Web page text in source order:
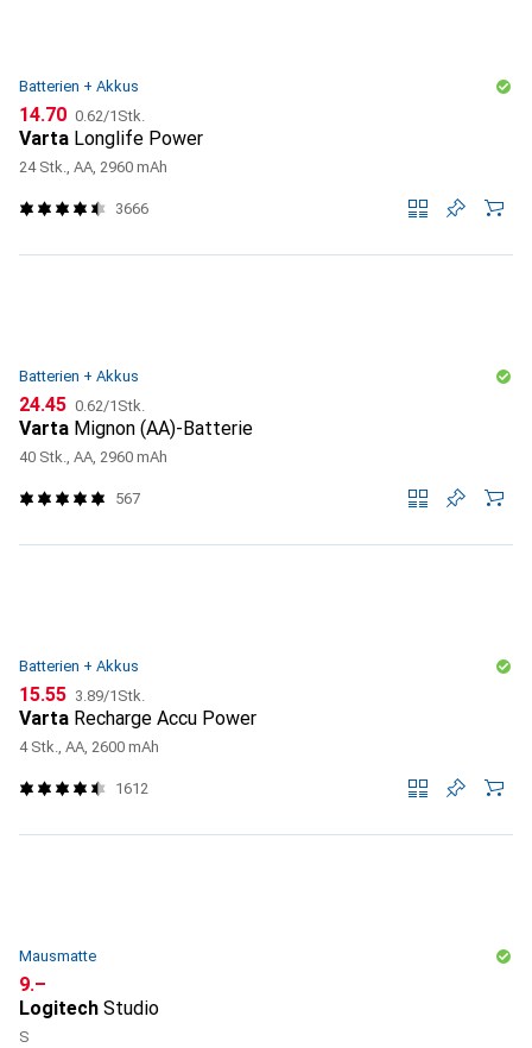
Batterien + Akkus
CHF
14.70 CHF
0.62/1Stk.
Varta Longlife Power
24 Stk., AA, 2960 mAh
3666
Batterien + Akkus
CHF
24.45 CHF
0.62/1Stk.
Varta Mignon (AA)-Batterie
40 Stk., AA, 2960 mAh
567
Batterien + Akkus
CHF
15.55 CHF
3.89/1Stk.
Varta Recharge Accu Power
4 Stk., AA, 2600 mAh
1612
Mausmatte
CHF
9.–
Logitech Studio
S